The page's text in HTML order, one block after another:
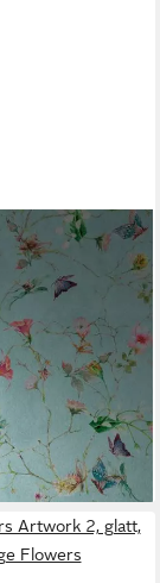
Wohnzimmer
Artwork 2, glatt,
Flowers